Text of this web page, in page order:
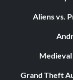
Aliens vs.
Medieval
Grand Theft